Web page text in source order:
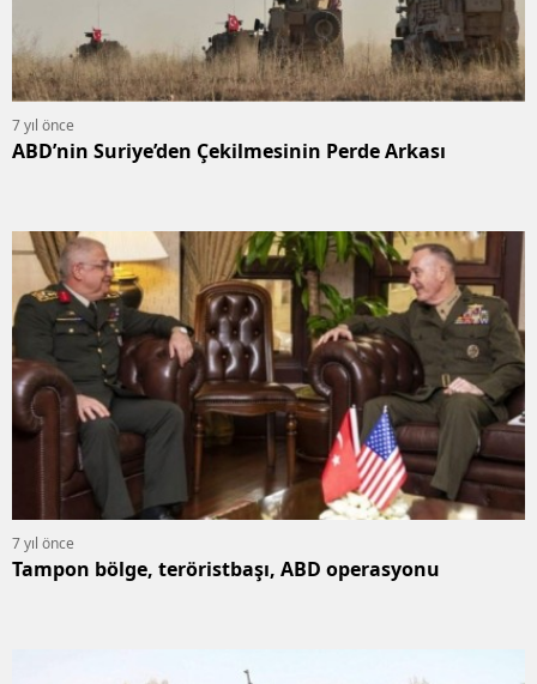
7 yıl önce
ABD’nin Suriye’den Çekilmesinin Perde Arkası
7 yıl önce
Tampon bölge, teröristbaşı, ABD operasyonu